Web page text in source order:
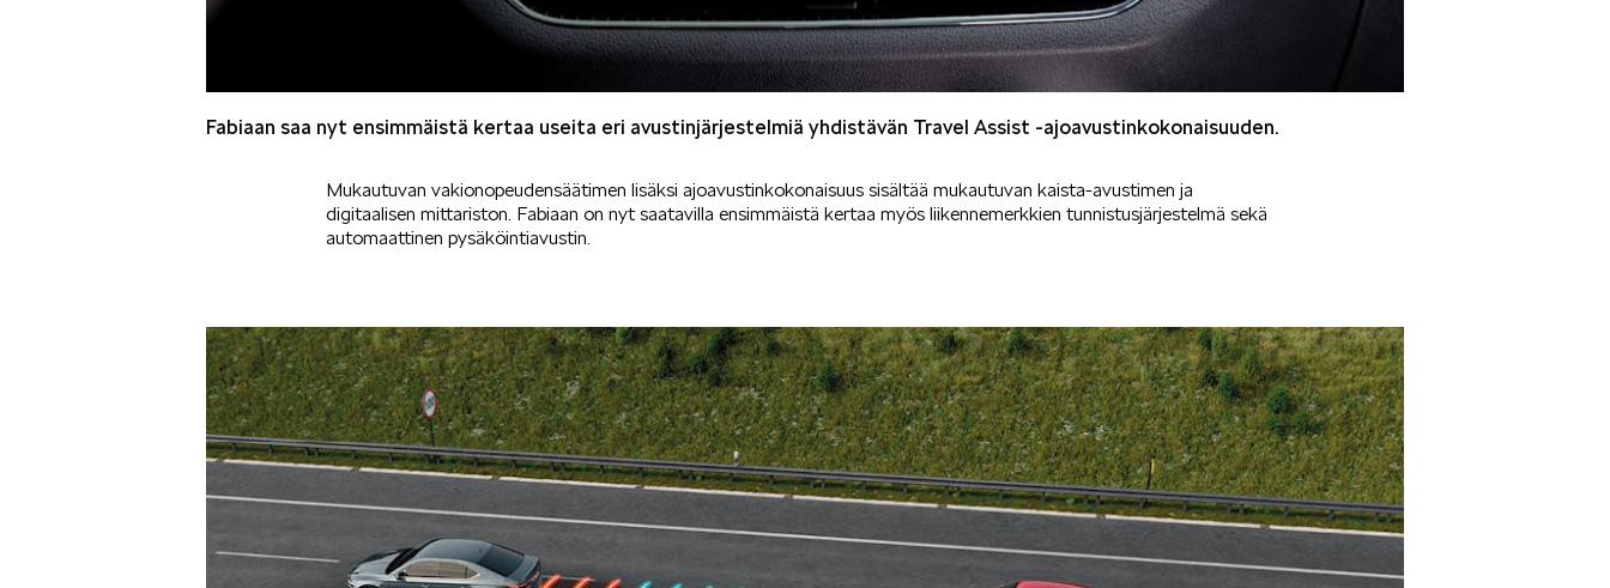
Fabiaan saa nyt ensimmäistä kertaa useita eri avustinjärjestelmiä yhdistävän Travel Assist -ajoavustinkokonaisuuden.
Mukautuvan vakionopeudensäätimen lisäksi ajoavustinkokonaisuus sisältää mukautuvan kaista-avustimen ja
digitaalisen mittariston. Fabiaan on nyt saatavilla ensimmäistä kertaa myös liikennemerkkien tunnistusjärjestelmä sekä
automaattinen pysäköintiavustin.